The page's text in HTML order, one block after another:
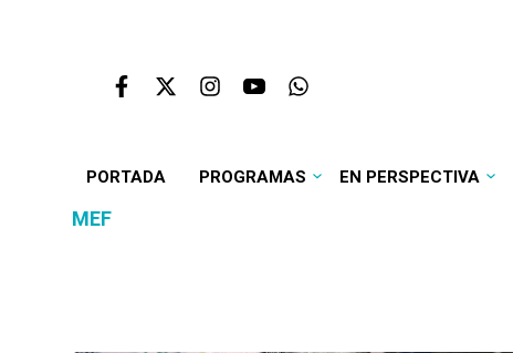
PORTADA PROGRAMAS EN PERSPECTIVA
MEF